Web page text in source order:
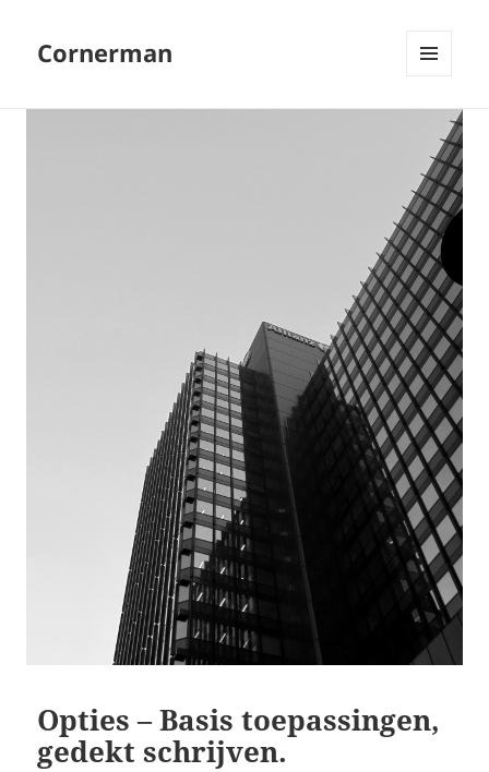
Cornerman
WIDGETS
Opties – Basis toepassingen,
gedekt schrijven.